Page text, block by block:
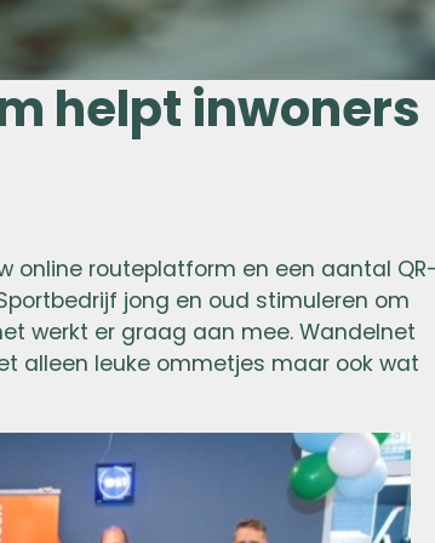
helpt inwoners
online routeplatform en een aantal
jong en oud stimuleren om
werkt er graag aan mee. Wandelnet
alleen leuke ommetjes maar ook wat